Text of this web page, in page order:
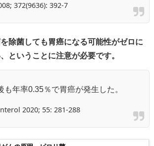
372(9636): 392-7
除菌しても胃癌になる可能性がゼロに
ということに注意が必要です。
も年率0.35％で胃癌が発生した。
2020; 55: 281-288